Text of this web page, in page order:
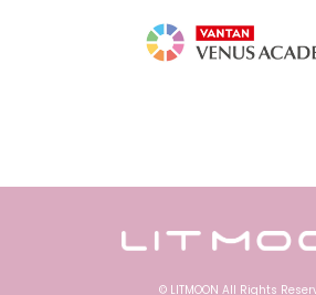
© LITMOON All Rights